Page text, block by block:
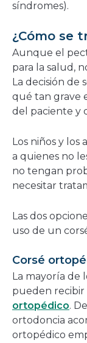
síndromes).
¿Cómo se
Aunque el
para la salud,
La decisión de
qué tan grave
del paciente y
Los niños y
a quienes no
no tengan
necesitar
Las dos
uso de un
Corsé
La mayoría de
pueden
ortopédico.
ortodoncia
ortopédico